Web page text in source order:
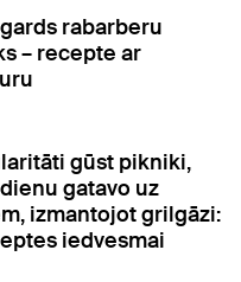
rabarberu
– recepte ar
gūst pikniki,
gatavo uz
izmantojot grilgāzi:
iedvesmai